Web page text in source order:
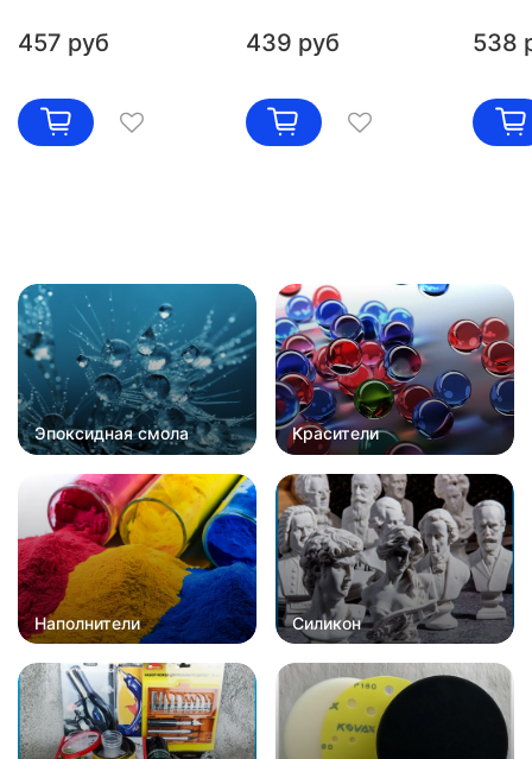
457 руб 439 руб 538
Эпоксидная смола Красители
Наполнители Силикон